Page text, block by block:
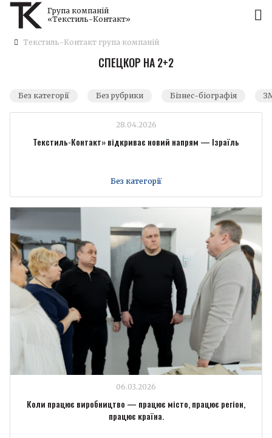
Група компаній
«Текстиль-Контакт»
Текстиль-Контакт група компаній
СПЕЦКОР НА 2+2
Без категорії Без рубрики Бізнес-біографія
28.04.2026
Текстиль-Контакт» відкриває новий напрям — Ізраїль
Без категорії
06.03.2026
Коли працює виробництво — працює місто, працює регіон,
працює країна.